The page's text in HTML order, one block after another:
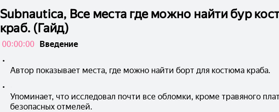
Subnautica, Все места где можно найти бур
краб. (Гайд)
00:00:00
Введение
Автор показывает места, где можно найти борт для костюма краба.
Упоминает, что исследовал почти все обломки, кроме травяного
безопасных отмелей.